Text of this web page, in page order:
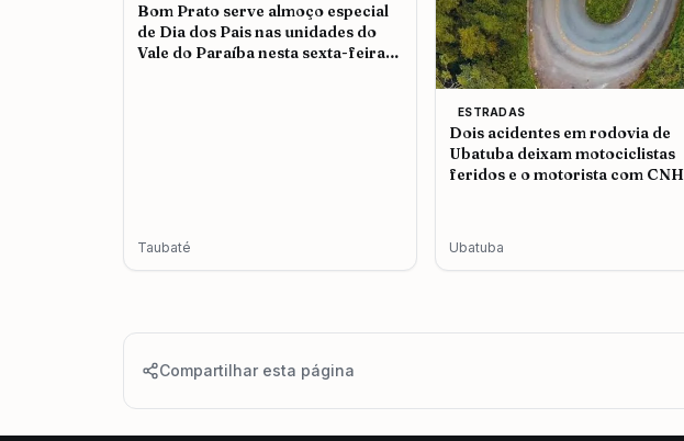
Bom Prato serve almoço especial
de Dia dos Pais nas unidades do
Vale do Paraíba nesta sexta-feira
Taubaté
ESTRADAS
Dois acidentes em rodovia de
Ubatuba deixam motociclistas
feridos e o motorista com CNH
Ubatuba
Compartilhar esta página